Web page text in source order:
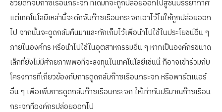
ช่วยดักจับก๊าซเรือนกระจก ที่เดิมทีจะถูกปล่อยออกไปสู่ชั้นบรรยากาศ
แต่เทคโนโลยีเหล่านี้จะดักจับก๊าซเรือนกระจกเอาไว้ไม่ให้ถูกปล่อยออก
ไป จากนั้นจะดูดกลับคืนมาและกักเก็บไว้เพื่อนำไปใช้ในประโยชน์อื่น ๆ
ภายในองค์กร หรือนำไปใช้ในอุตสาหกรรมอื่น ๆ หากเป็นองค์กรขนาด
เล็กที่ยังไม่มีศักยภาพพอที่จะลงทุนในเทคโนโลยีเช่นนี้ ก็อาจเข้าร่วมกับ
โครงการที่เกี่ยวข้องกับการดูดกลับก๊าซเรือนกระจก หรือพาร์ตเนอร์
อื่น ๆ เพื่อเพิ่มการดูดกลับก๊าซเรือนกระจก ให้เท่ากับปริมาณก๊าซเรือน
กระจกที่องค์กรปล่อยออกไป